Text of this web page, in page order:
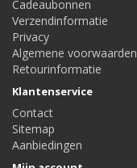
Cadeaubonnen
Verzendinformatie
Privacy
Algemene voorwaarden
Retourinformatie
Klantenservice
Contact
Sitemap
Aanbiedingen